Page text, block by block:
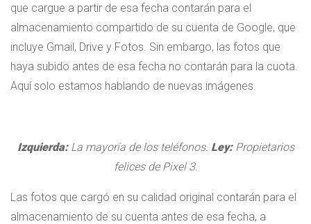
que cargue a partir de esa fecha contarán para el
almacenamiento compartido de su cuenta de Google, que
incluye Gmail, Drive y Fotos. Sin embargo, las fotos que
haya subido antes de esa fecha no contarán para la cuota.
Aquí solo estamos hablando de nuevas imágenes.
Izquierda:La mayoría de los teléfonos. Ley:Propietarios
felices de Pixel 3.
Las fotos que cargó en su calidad original contarán para el
almacenamiento de su cuenta antes de esa fecha, a